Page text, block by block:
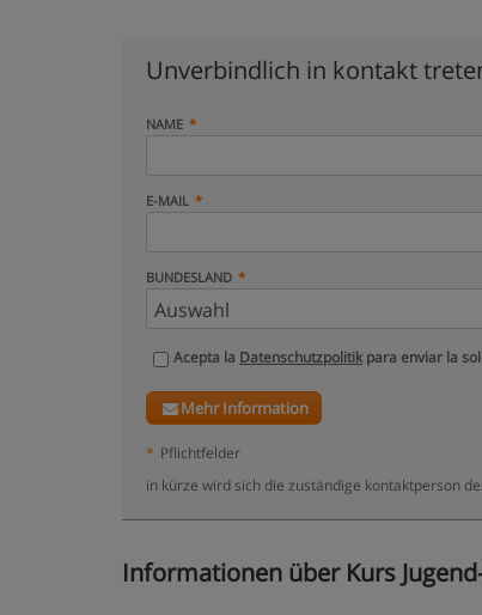
Unverbindlich in kontakt
NAME
E-MAIL
BUNDESLAND
Acepta la Datenschutzpolitikpara enviar la
Mehr Information
* Pflichtfelder
in kürze wird sich die zuständige kontaktperson
Informationen über Kurs